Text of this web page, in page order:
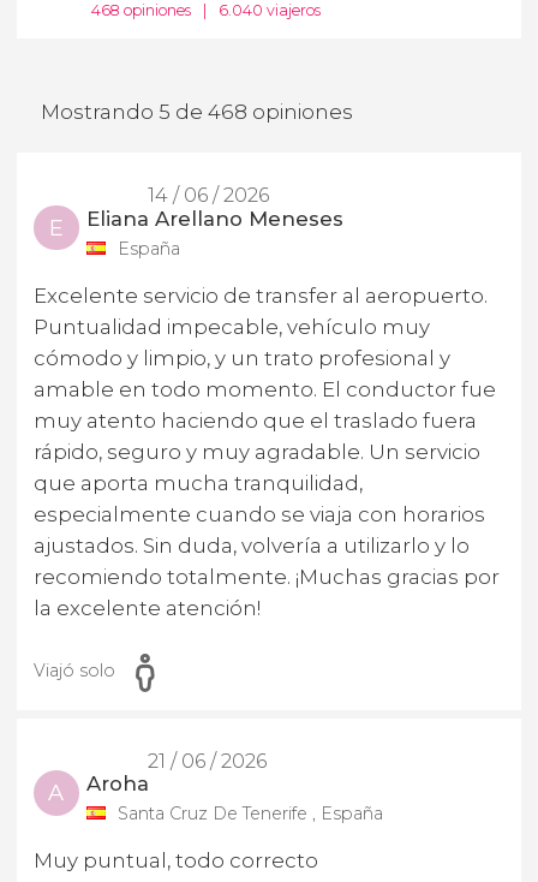
468 opiniones 6.040 viajeros
Mostrando 5 de 468 opiniones
14 / 06 / 2026
E Eliana Arellano Meneses
España
Excelente servicio de transfer al aeropuerto.
Puntualidad impecable, vehículo muy
cómodo y limpio, y un trato profesional y
amable en todo momento. El conductor fue
muy atento haciendo que el traslado fuera
rápido, seguro y muy agradable. Un servicio
que aporta mucha tranquilidad,
especialmente cuando se viaja con horarios
ajustados. Sin duda, volvería a utilizarlo y lo
recomiendo totalmente. ¡Muchas gracias por
la excelente atención!
Viajó solo
21 / 06 / 2026
A Aroha
Santa Cruz De Tenerife , España
Muy puntual, todo correcto